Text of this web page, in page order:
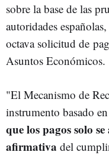
sobre la base de las
autoridades
octava solicitud de
Asuntos Económicos.
"El Mecanismo de
instrumento basado
que los pagos solo
afirmativa del